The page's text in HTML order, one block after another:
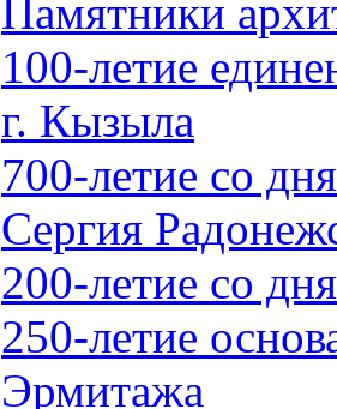
Памятники
100-летие
г. Кызыла
700-летие со
Сергия
200-летие со
250-летие
Эрмитажа